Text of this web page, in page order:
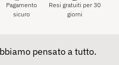
Pagamento
sicuro
Resi gratuiti per 30
giorni
pensato a tutto.